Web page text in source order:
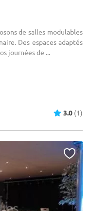
de salles modulables
Des espaces adaptés
journées de ...
3.0 (1)